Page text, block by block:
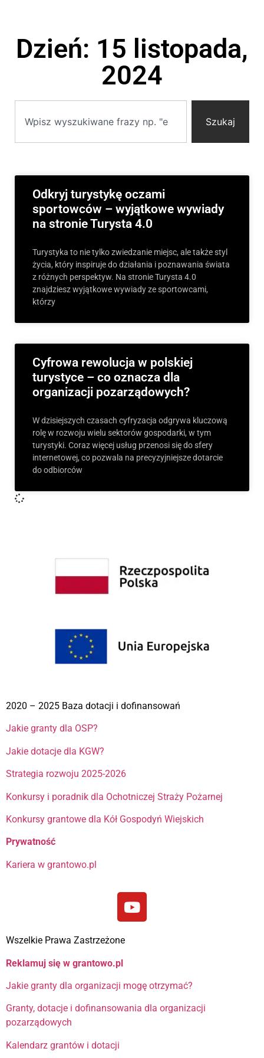
Dzień: 15 listopada,
2024
Szukaj
Odkryj turystykę oczami
sportowców – wyjątkowe wywiady
na stronie Turysta 4.0
Turystyka to nie tylko zwiedzanie miejsc, ale także styl
życia, który inspiruje do działania i poznawania świata
z różnych perspektyw. Na stronie Turysta 4.0
znajdziesz wyjątkowe wywiady ze sportowcami,
którzy
Cyfrowa rewolucja w polskiej
turystyce – co oznacza dla
organizacji pozarządowych?
W dzisiejszych czasach cyfryzacja odgrywa kluczową
rolę w rozwoju wielu sektorów gospodarki, w tym
turystyki. Coraz więcej usług przenosi się do sfery
internetowej, co pozwala na precyzyjniejsze dotarcie
do odbiorców
2020 – 2025 Baza dotacji i dofinansowań
Jakie granty dla OSP?
Jakie dotacje dla KGW?
Strategia rozwoju 2025-2026
Konkursy i poradnik dla Ochotniczej Straży Pożarnej
Konkursy grantowe dla Kół Gospodyń Wiejskich
Prywatność
Kariera w grantowo.pl
Wszelkie Prawa Zastrzeżone
Reklamuj się w grantowo.pl
Jakie granty dla organizacji mogę otrzymać?
Granty, dotacje i dofinansowania dla organizacji
pozarządowych
Kalendarz grantów i dotacji